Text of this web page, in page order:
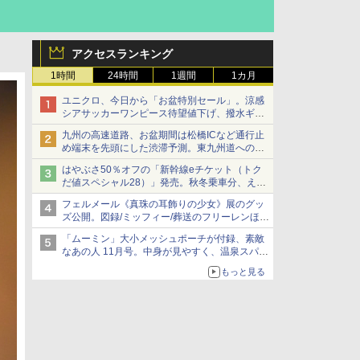
アクセスランキング
1時間 24時間 1週間 1カ月
ユニクロ、今日から「お盆特別セール」。涼感
シアサッカーワンピース待望値下げ、撥水ギア
ショーツは1990円に
九州の高速道路、お盆期間は松橋ICなど通行止
め端末を先頭にした渋滞予測。東九州道への迂
回は料金調整を実施
はやぶさ50％オフの「新幹線eチケット（トク
だ値スペシャル28）」発売。秋冬乗車分、えき
ねっと限定
フェルメール《真珠の耳飾りの少女》展のグッ
ズ公開。図録/ミッフィー/葬送のフリーレンほ
か、注目ブランドコラボが実現
「ムーミン」大小メッシュポーチが付録、素敵
なあの人 11月号。中身が見やすく、温泉スパに
もっと見る